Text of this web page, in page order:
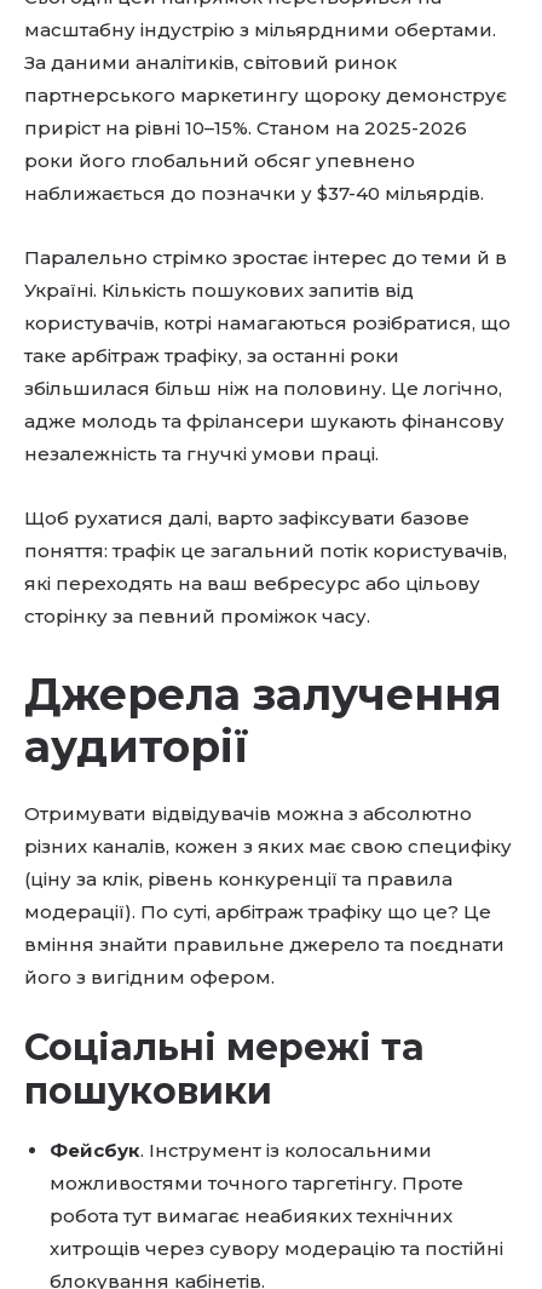
масштабну індустрію з мільярдними обертами.
За даними аналітиків, світовий ринок
партнерського маркетингу щороку демонструє
приріст на рівні 10–15%. Станом на 2025-2026
роки його глобальний обсяг упевнено
наближається до позначки у $37-40 мільярдів.
Паралельно стрімко зростає інтерес до теми й в
Україні. Кількість пошукових запитів від
користувачів, котрі намагаються розібратися, що
таке арбітраж трафіку, за останні роки
збільшилася більш ніж на половину. Це логічно,
адже молодь та фрілансери шукають фінансову
незалежність та гнучкі умови праці.
Щоб рухатися далі, варто зафіксувати базове
поняття: трафік це загальний потік користувачів,
які переходять на ваш вебресурс або цільову
сторінку за певний проміжок часу.
Джерела залучення
аудиторії
Отримувати відвідувачів можна з абсолютно
різних каналів, кожен з яких має свою специфіку
(ціну за клік, рівень конкуренції та правила
модерації). По суті, арбітраж трафіку що це? Це
вміння знайти правильне джерело та поєднати
його з вигідним офером.
Соціальні мережі та
пошуковики
Фейсбук. Інструмент із колосальними
можливостями точного таргетінгу. Проте
робота тут вимагає неабияких технічних
хитрощів через сувору модерацію та постійні
блокування кабінетів.